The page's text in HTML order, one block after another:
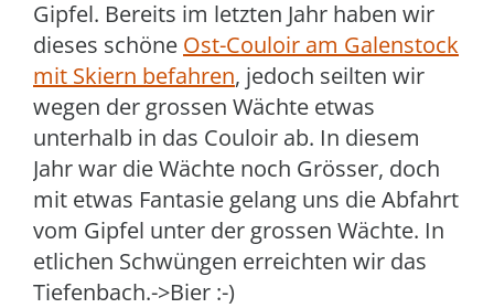
Gipfel. Bereits im letzten Jahr haben wir
dieses schöne Ost-Couloir am Galenstock
mit Skiern befahren, jedoch seilten wir
wegen der grossen Wächte etwas
unterhalb in das Couloir ab. In diesem
Jahr war die Wächte noch Grösser, doch
mit etwas Fantasie gelang uns die Abfahrt
vom Gipfel unter der grossen Wächte. In
etlichen Schwüngen erreichten wir das
Tiefenbach.->Bier :-)